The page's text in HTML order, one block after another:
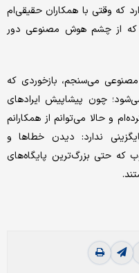
که وقتی با همکاران حقیقی‌ام
که از چشم هوش مصنوعی دور
مصنوعی می‌سنجم، بازخوردی که
می‌شود؛ چون پیشاپیش ایرادهای
و حالا می‌توانم از همکارانم
ندارد: دیدن خطاها و
که حتی بزرگ‌ترین پایگاه‌های